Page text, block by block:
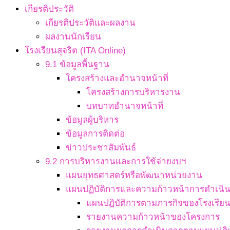
เกียรติประวัติ
เกียรติประวัติและผลงาน
ผลงานนักเรียน
โรงเรียนสุจริต (ITA Online)
9.1 ข้อมูลพื้นฐาน
โครงสร้างและอำนาจหน้าที่
โครงสร้างการบริหารงาน
บทบาทอำนาจหน้าที่
ข้อมูลผู้บริหาร
ข้อมูลการติดต่อ
ข่าวประชาสัมพันธ์
9.2 การบริหารงานและการใช้จ่ายงบฯ
แผนยุทธศาสตร์หรือพัฒนาหน่วยงาน
แผนปฏิบัติการและความก้าวหน้าการดำเนิ
แผนปฏิบัติการตามภารกิจของโรงเรียน
รายงานความก้าวหน้าของโครงการ